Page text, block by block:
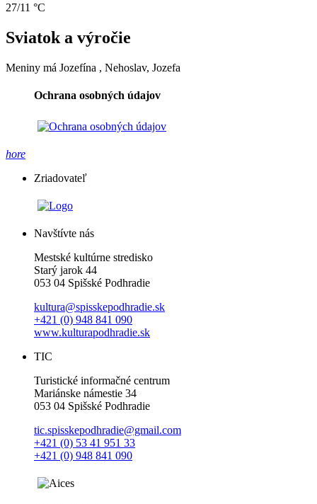
27/11 °C
Sviatok a výročie
Meniny má Jozefína , Nehoslav, Jozefa
Ochrana osobných údajov
hore
Zriadovateľ
Navštívte nás
Mestské kultúrne stredisko
Starý jarok 44
053 04 Spišské Podhradie
kultura@spisskepodhradie.sk
+421 (0) 948 841 090
www.kulturapodhradie.sk
TIC
Turistické informačné centrum
Mariánske námestie 34
053 04 Spišské Podhradie
tic.spisskepodhradie@gmail.com
+421 (0) 53 41 951 33
+421 (0) 948 841 090